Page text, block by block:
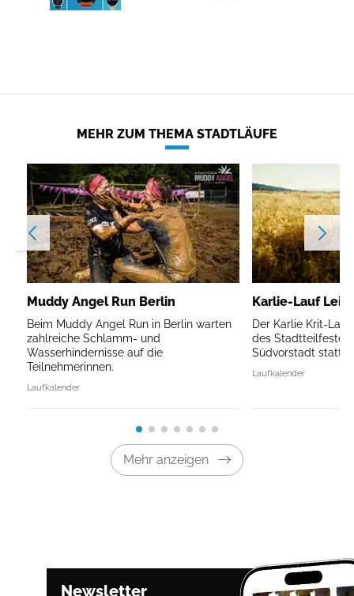
MEHR ZUM THEMA STADTLÄUFE
Muddy Angel Run Berlin
Beim Muddy Angel Run in Berlin warten
zahlreiche Schlamm- und
Wasserhindernisse auf die
Teilnehmerinnen.
Laufkalender
Karlie-Lauf
Der Karlie Krit-
des Stadtteilfestes
Südvorstadt statt.
Laufkalender
Mehr anzeigen
Newsletter